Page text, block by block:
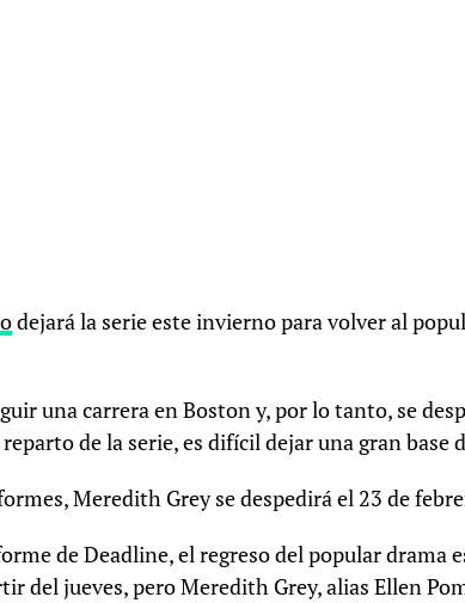
dejará la serie este invierno para volver al
una carrera en Boston y, por lo tanto, se
de la serie, es difícil dejar una gran base
Meredith Grey se despedirá el 23 de
de Deadline, el regreso del popular drama
del jueves, pero Meredith Grey, alias Ellen